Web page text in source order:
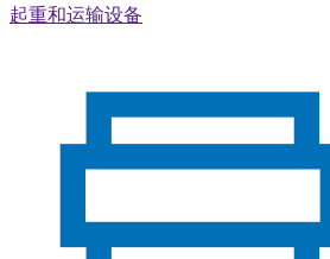
起重和运输设备